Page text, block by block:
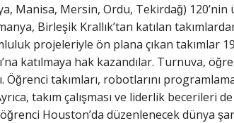
Manisa, Mersin, Ordu, Tekirdağ)
Birleşik Krallık’tan katılan
projeleriyle ön plana çıkan takımlar
katılmaya hak kazandılar. Turnuva,
Öğrenci takımları, robotlarını
takım çalışması ve liderlik
öğrenci Houston’da düzenlenecek dünya